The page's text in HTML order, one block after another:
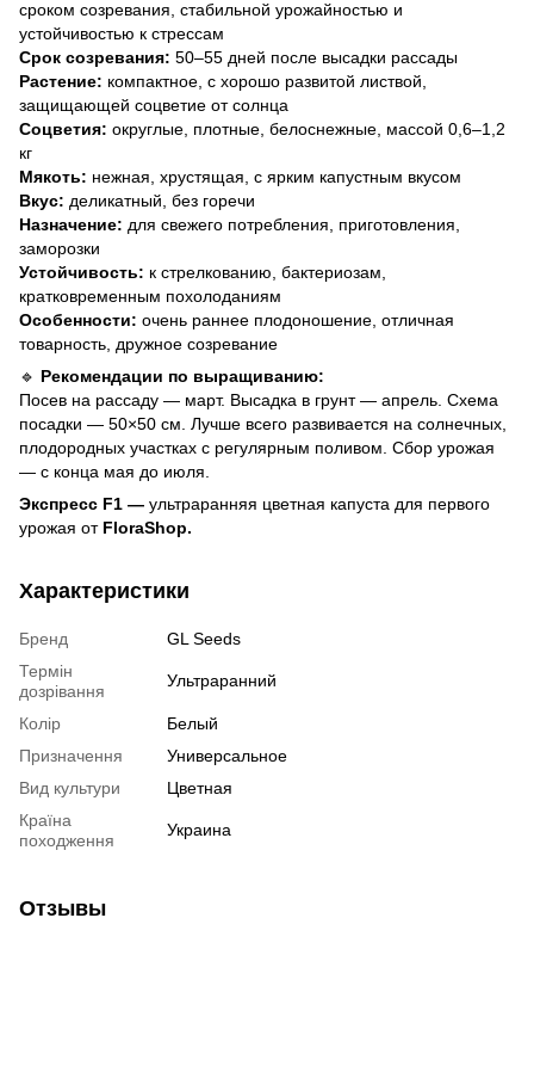
сроком созревания, стабильной урожайностью и
устойчивостью к стрессам
Срок созревания: 50–55 дней после высадки рассады
Растение: компактное, с хорошо развитой листвой,
защищающей соцветие от солнца
Соцветия: округлые, плотные, белоснежные, массой 0,6–1,2
кг
Мякоть: нежная, хрустящая, с ярким капустным вкусом
Вкус: деликатный, без горечи
Назначение: для свежего потребления, приготовления,
заморозки
Устойчивость: к стрелкованию, бактериозам,
кратковременным похолоданиям
Особенности: очень раннее плодоношение, отличная
товарность, дружное созревание
🔹 Рекомендации по выращиванию:
Посев на рассаду — март. Высадка в грунт — апрель. Схема
посадки — 50×50 см. Лучше всего развивается на солнечных,
плодородных участках с регулярным поливом. Сбор урожая
— с конца мая до июля.
Экспресс F1 — ультраранняя цветная капуста для первого
урожая отFloraShop.
Характеристики
Бренд
GL Seeds
Термін
дозрівання
Ультраранний
Колір
Белый
Призначення
Универсальное
Вид культури
Цветная
Країна
походження
Украина
Отзывы